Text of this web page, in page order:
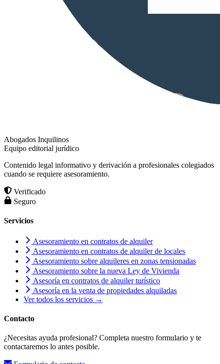
Abogados Inquilinos
Equipo editorial jurídico
Contenido legal informativo y derivación a profesionales colegiados
cuando se requiere asesoramiento.
Verificado
Seguro
Servicios
Asesoramiento en contratos de alquiler
Asesoramiento en contratos de alquiler de locales
Asesoramiento sobre alquileres en zonas tensionadas
Asesoramiento sobre la nueva Ley de Vivienda
Asesoría en contratos de alquiler turístico
Asesoría en la venta de propiedades alquiladas
Ver todos los servicios →
Contacto
¿Necesitas ayuda profesional? Completa nuestro formulario y te
contactaremos lo antes posible.